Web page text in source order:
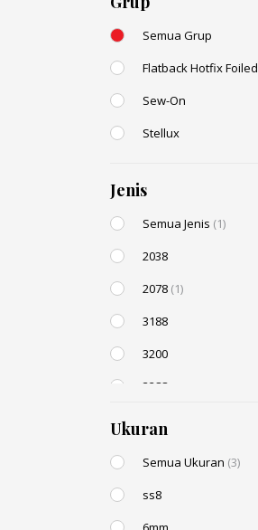
Semua Grup
Flatback Hotfix Foiled
Sew-On
Stellux
Jenis
Semua Jenis (1)
2038
2078 (1)
3188
3200
3288
Ukuran
Semua Ukuran (3)
ss8